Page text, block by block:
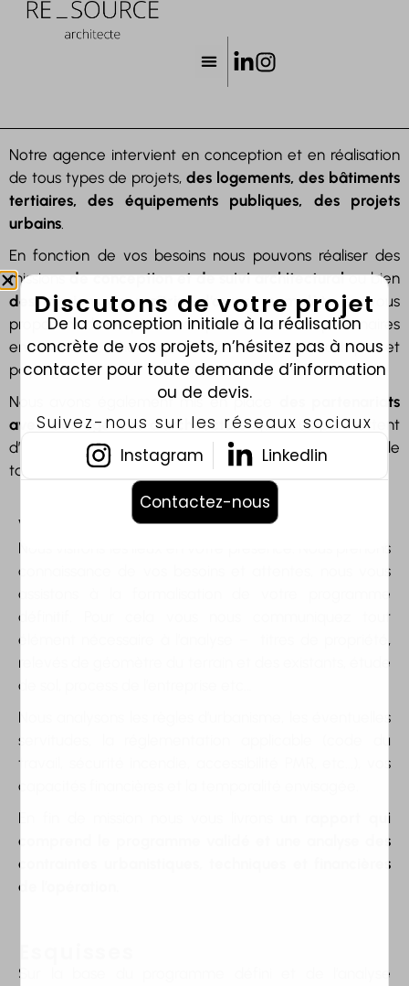
Notre agence intervient en conception et en réalisation
de tous types de projets, des logements, des bâtiments
tertiaires, des équipements publiques, des projets
urbains.
En fonction de vos besoins nous pouvons réaliser des
missionsde conception et de suivi architecturalou bien
des missions de maîtrise d’œuvre complèteen vous
proposant des équipes complètes avec nos partenaires
en structure, thermique, fluides, VRD, acoustique et
paysage.
Nous avons également mis en place
des partenariats
avec des agences d’architecturequi nous permettent
d’assurer la gestion, la production et le suivi de projets de
taille importante.
Visite conseil
Nous visitons les lieux en votre présence. Nous prenons
connaissance de vos besoins et attentes, nous vous
assistons à la formalisation de votre programme
définitif. Pour cela vous nous communiquez tout
élément nécessaire à l’analyse – titres de propriété,
relevés de géomètre du terrain et des existants, étude
de sol, process de l’entreprise etc…
Nous analysons les règles d’urbanisme, les éventuelles
servitudes, la réglementation applicable (code du
travail, sécurité incendie, accessibilité PMR, etc…), vos
capacités financières et la temporalité envisagée.
En fin de mission nous vous livrons
un rapport qui
comprend le programme validé et une analyse des
contraintes urbanistiques, techniques et financières
de l’opération.
Sur la base du programme défini et de l’analyse
Discutons de votre projet
De la conception initiale à la réalisation
concrète de vos projets, n’hésitez pas à nous
contacter pour toute demande d’information
ou de devis.
Suivez-nous sur les réseaux sociaux
Instagram
Linkedlin
Contactez-nous